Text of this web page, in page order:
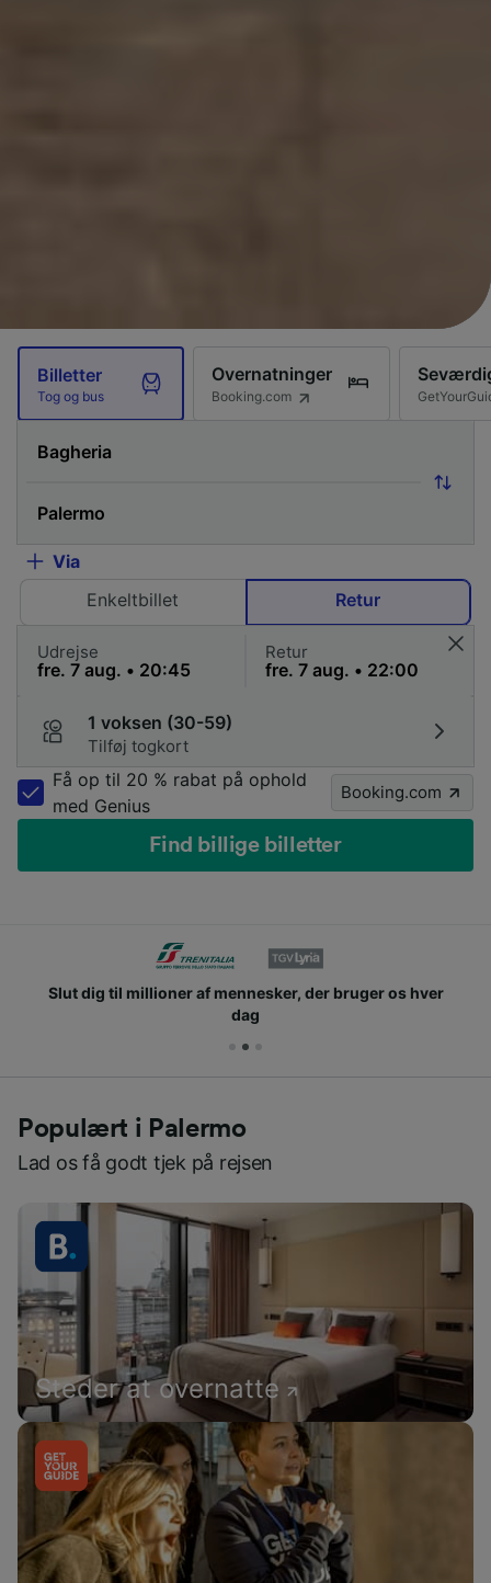
Billetter
Tog og bus
Overnatninger
Booking.com
Via
Enkeltbillet
Retur
Udrejse Retur
1 voksen (30-59)
Tilføj togkort
Få op til 20 % rabat på ophold
med Genius
Booking.com
Find billige billetter
Slut dig til millioner af mennesker, der bruger os hver
dag
Populært i Palermo
Lad os få godt tjek på rejsen
Steder at overnatte